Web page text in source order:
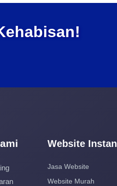
Website Instan
Jasa Website
Website Murah